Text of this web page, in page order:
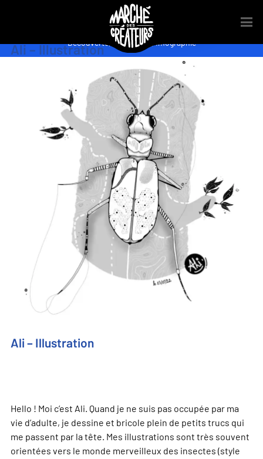
Ali – Illustration
Découverte Illustration Infographie
Ali – Illustration
Hello ! Moi c’est Ali. Quand je ne suis pas occupée par ma
vie d’adulte, je dessine et bricole plein de petits trucs qui
me passent par la tête. Mes illustrations sont très souvent
orientées vers le monde merveilleux des insectes (style